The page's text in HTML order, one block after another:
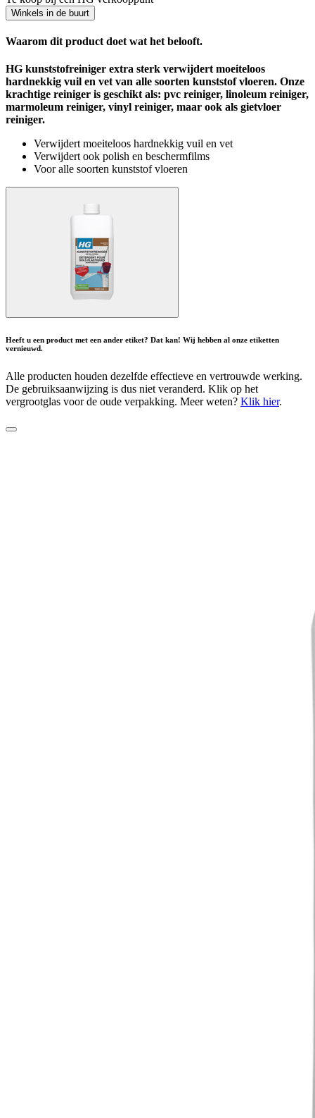
Winkels in de buurt
Waarom dit product doet wat het belooft.
HG kunststofreiniger extra sterk verwijdert moeiteloos
hardnekkig vuil en vet van alle soorten kunststof vloeren. Onze
krachtige reiniger is geschikt als: pvc reiniger, linoleum reiniger,
marmoleum reiniger, vinyl reiniger, maar ook als gietvloer
reiniger.
Verwijdert moeiteloos hardnekkig vuil en vet
Verwijdert ook polish en beschermfilms
Voor alle soorten kunststof vloeren
Heeft u een product met een ander etiket? Dat kan! Wij hebben al onze etiketten
vernieuwd.
Alle producten houden dezelfde effectieve en vertrouwde werking.
De gebruiksaanwijzing is dus niet veranderd. Klik op het
vergrootglas voor de oude verpakking. Meer weten? Klik hier.